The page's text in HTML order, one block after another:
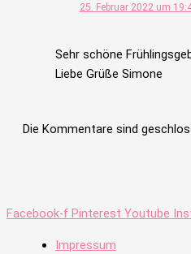
25. Februar 2022 um
Sehr schöne
Liebe Grüße Simone
Die Kommentare sind
Facebook-f Pinterest Youtube
Impressum